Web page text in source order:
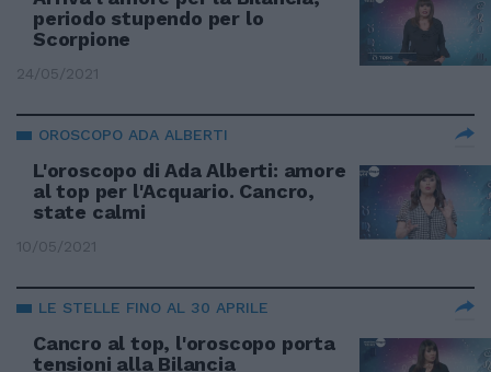
periodo stupendo per lo
Scorpione
24/05/2021
OROSCOPO ADA ALBERTI
L'oroscopo di Ada Alberti: amore
al top per l'Acquario. Cancro,
state calmi
10/05/2021
LE STELLE FINO AL 30 APRILE
Cancro al top, l'oroscopo porta
tensioni alla Bilancia